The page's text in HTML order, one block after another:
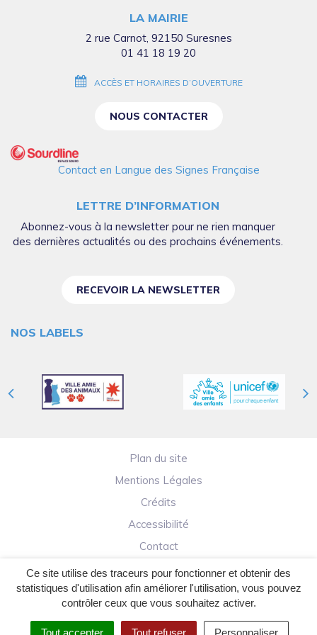
Ce site utilise des traceurs pour fonctionner et obtenir des
statistiques d'utilisation afin améliorer l'utilisation, vous pouvez
contrôler ceux que vous souhaitez activer.
Tout accepter Tout refuser Personnaliser
Facebook
TwitterInstagram
Linkedin
LA MAIRIE
2 rue Carnot, 92150 Suresnes
01 41 18 19 20
ACCÈS ET HORAIRES D’OUVERTURE
NOUS CONTACTER
Contact en Langue des Signes Française
LETTRE D’INFORMATION
Abonnez-vous à la newsletter pour ne rien manquer
des dernières actualités ou des prochains événements.
RECEVOIR LA NEWSLETTER
NOS LABELS
Plan du site
Mentions Légales
Crédits
Accessibilité
Contact